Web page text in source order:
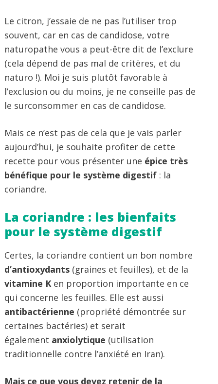
Le citron, j’essaie de ne pas l’utiliser trop
souvent, car en cas de candidose, votre
naturopathe vous a peut-être dit de l’exclure
(cela dépend de pas mal de critères, et du
naturo !). Moi je suis plutôt favorable à
l’exclusion ou du moins, je ne conseille pas de
le surconsommer en cas de candidose.
Mais ce n’est pas de cela que je vais parler
aujourd’hui, je souhaite profiter de cette
recette pour vous présenter une épice très
bénéfique pour le système digestif : la
coriandre.
La coriandre : les bienfaits
pour le système digestif
Certes, la coriandre contient un bon nombre
d’antioxydants (graines et feuilles), et de la
vitamine K en proportion importante en ce
qui concerne les feuilles. Elle est aussi
antibactérienne (propriété démontrée sur
certaines bactéries) et serait
également anxiolytique (utilisation
traditionnelle contre l’anxiété en Iran).
Mais ce que vous devez retenir de la